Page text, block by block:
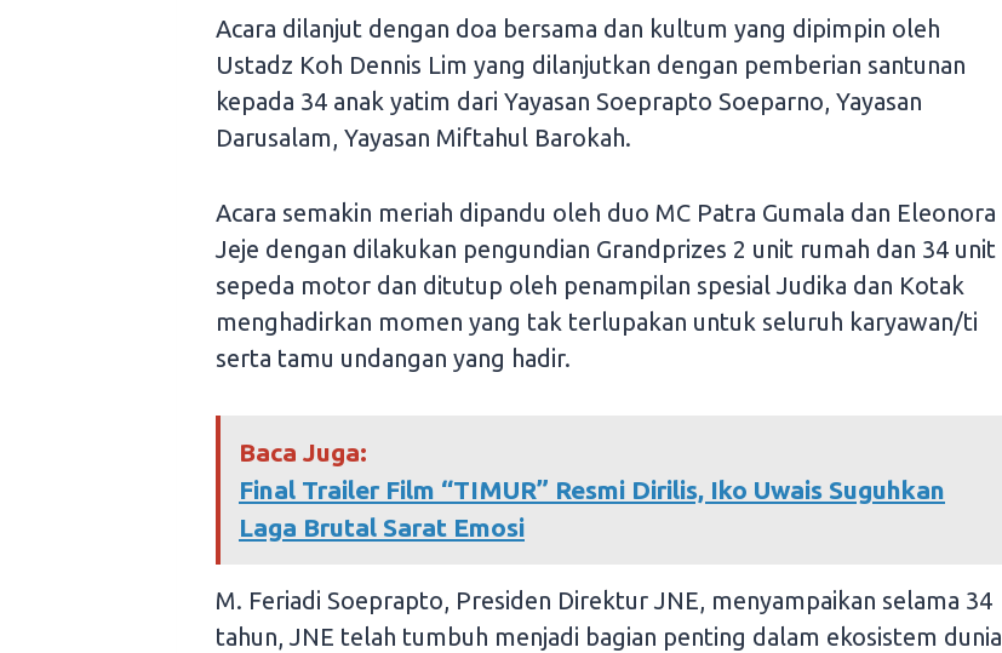
Acara dilanjut dengan doa bersama dan kultum yang dipimpin oleh
Ustadz Koh Dennis Lim yang dilanjutkan dengan pemberian santunan
kepada 34 anak yatim dari Yayasan Soeprapto Soeparno, Yayasan
Darusalam, Yayasan Miftahul Barokah.
Acara semakin meriah dipandu oleh duo MC Patra Gumala dan Eleonora
Jeje dengan dilakukan pengundian Grandprizes 2 unit rumah dan 34 unit
sepeda motor dan ditutup oleh penampilan spesial Judika dan Kotak
menghadirkan momen yang tak terlupakan untuk seluruh karyawan/ti
serta tamu undangan yang hadir.
Baca Juga:
Final Trailer Film “TIMUR” Resmi Dirilis, Iko Uwais Suguhkan
Laga Brutal Sarat Emosi
M. Feriadi Soeprapto, Presiden Direktur JNE, menyampaikan selama 34
tahun, JNE telah tumbuh menjadi bagian penting dalam ekosistem dunia